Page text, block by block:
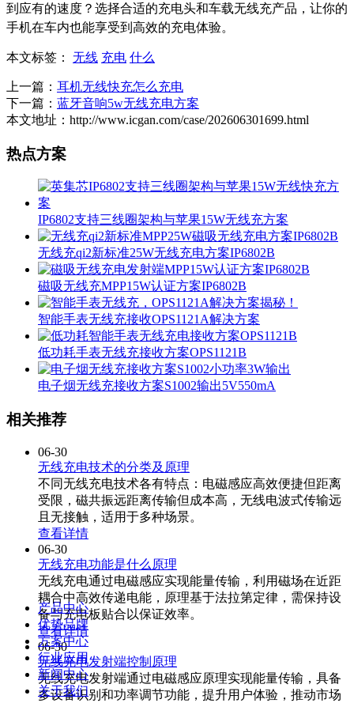
到应有的速度？选择合适的充电头和车载无线充产品，让你的
手机在车内也能享受到高效的充电体验。
本文标签： 无线 充电 什么
上一篇： 耳机无线快充怎么充电
下一篇： 蓝牙音响5w无线充电方案
本文地址：http://www.icgan.com/case/202606301699.html
热点方案
IP6802支持三线圈架构与苹果15W无线充方案
无线充qi2新标准25W无线充电方案IP6802B
磁吸无线充MPP15W认证方案IP6802B
智能手表无线充接收OPS1121A解决方案
低功耗手表无线充接收方案OPS1121B
电子烟无线充接收方案S1002输出5V550mA
相关推荐
06-30
无线充电技术的分类及原理
不同无线充电技术各有特点：电磁感应高效便捷但距离
受限，磁共振远距离传输但成本高，无线电波式传输远
且无接触，适用于多种场景。
查看详情
06-30
无线充电功能是什么原理
无线充电通过电磁感应实现能量传输，利用磁场在近距
耦合中高效传递电能，原理基于法拉第定律，需保持设
备与充电板贴合以保证效率。
查看详情
06-30
无线充电发射端控制原理
无线充电发射端通过电磁感应原理实现能量传输，具备
多设备识别和功率调节功能，提升用户体验，推动市场
产品中心
优势品牌
方案中心
行业应用
新闻中心
关于我们